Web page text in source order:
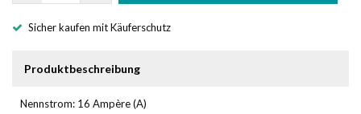
Sicher kaufen mit Käuferschutz
Produktbeschreibung
Nennstrom: 16 Ampère (A)